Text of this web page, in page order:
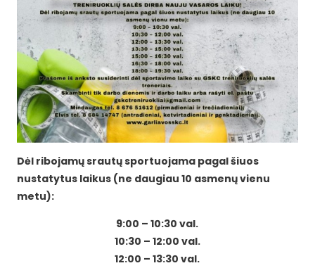
Dėl ribojamų srautų sportuojama pagal šiuos
nustatytus laikus (ne daugiau 10 asmenų vienu
metu):
9:00 – 10:30 val.
10:30 – 12:00 val.
12:00 – 13:30 val.